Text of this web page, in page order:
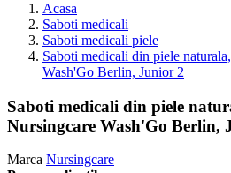
Acasa
Saboti medicali
Saboti medicali piele
Saboti medicali din piele
Wash'Go Berlin, Junior 2
Saboti medicali din piele
Nursingcare Wash'Go Berlin,
Marca Nursingcare